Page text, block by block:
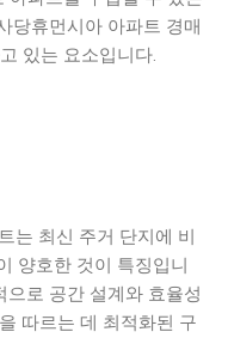
당휴먼시아 아파트 경매
있는 요소입니다.
는 최신 주거 단지에 비
양호한 것이 특징입니
으로 공간 설계와 효율성
따르는 데 최적화된 구